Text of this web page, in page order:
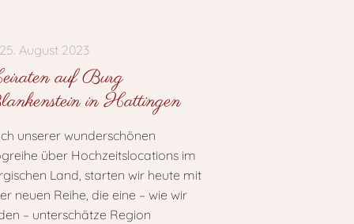
August 2023
auf Burg
in Hattingen
unserer wunderschönen
über Hochzeitslocations im
Land, starten wir heute mit
neuen Reihe, die eine – wie wir
– unterschätze Region